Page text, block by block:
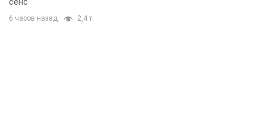
сенс
6 часов назад 2,4 т.